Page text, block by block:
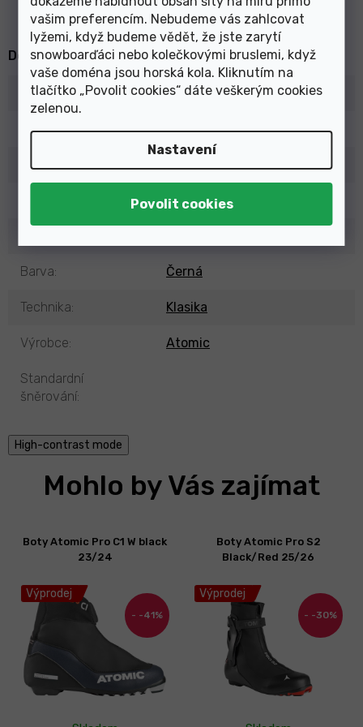
vašim preferencím. Nebudeme vás zahlcovat
lyžemi, když budeme vědět, že jste zarytí
snowboarďáci nebo kolečkovými bruslemi, když
vaše doména jsou horská kola. Kliknutím na
tlačítko „Povolit cookies“ dáte veškerým cookies
zelenou.
Nastavení
Doplňkové parametry
Kategorie: Lyžařské boty běžecké
EAN: 887445318798
Typ: Pánské (Unisex)
23/24
Barva: Černá
Technika: Klasika
Výrobce: Atomic
Standardní
šněrování:
High-contrast mode
Mohlo by Vás zajímat
Výprodej
-41%
Boty Atomic Pro C1 W black
23/24
Výprodej
-30%
Boty Atomic Pro S2
Black/Red 25/26